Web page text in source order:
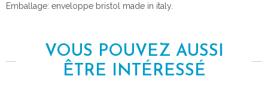
Emballage: enveloppe bristol made in italy.
VOUS POUVEZ AUSSI
ÊTRE INTÉRESSÉ